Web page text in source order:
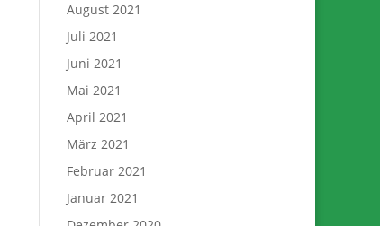
August 2021
Juli 2021
Juni 2021
Mai 2021
April 2021
März 2021
Februar 2021
Januar 2021